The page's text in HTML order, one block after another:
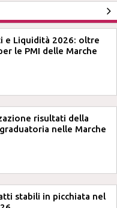
e Liquidità 2026: oltre
le PMI delle Marche
risultati della
nelle Marche
stabili in picchiata nel